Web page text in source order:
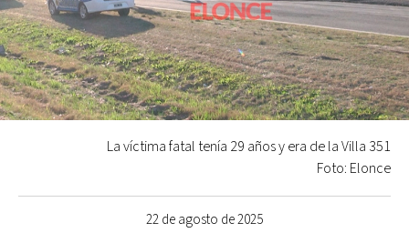
22 de agosto de 2025
La víctima fatal tenía 29 años y era de la Villa 351
Foto: Elonce